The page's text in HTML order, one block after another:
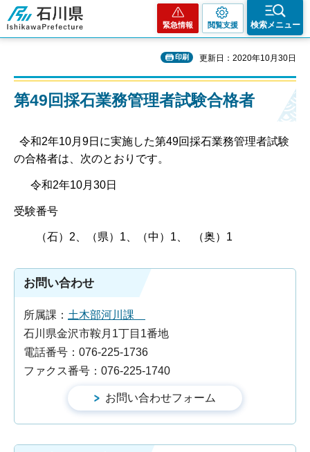
石川県
緊急情報 閲覧支援 検索メニュー
印刷 更新日：2020年10月30日
第49回採石業務管理者試験合格者
令和2年10月9日に実施した第49回採石業務管理者試験
の合格者は、次のとおりです。
令和2年10月30日
受験番号
（石）2、（県）1、（中）1、 （奥）1
お問い合わせ
所属課： 土木部河川課
石川県金沢市鞍月1丁目1番地
電話番号：076-225-1736
ファクス番号：076-225-1740